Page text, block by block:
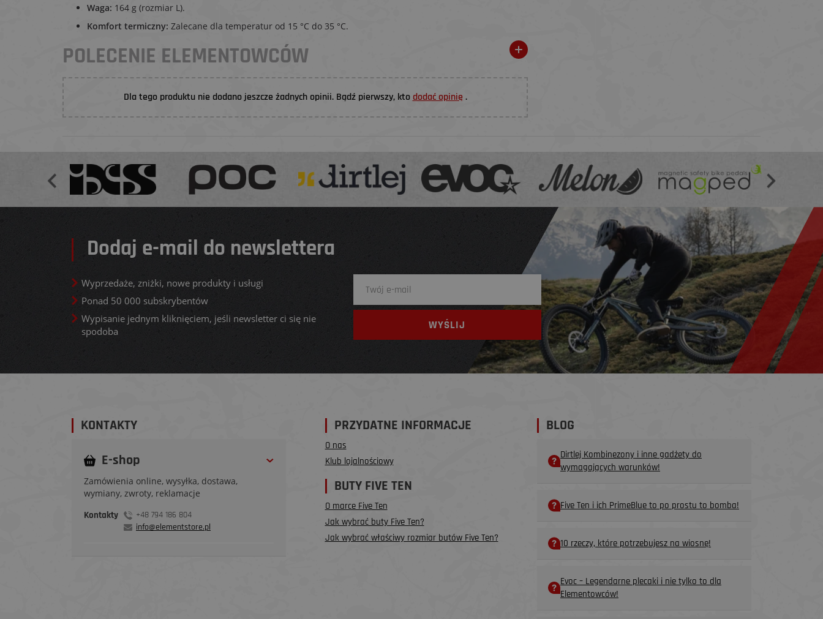
Waga: 164 g (rozmiar L).
Komfort termiczny: Zalecane dla temperatur od 15 °C do 35 °C.
POLECENIE ELEMENTOWCÓW
Dla tego produktu nie dodano jeszcze żadnych opinii. Bądź pierwszy, kto dodać opinię .
Dodaj e-mail do newslettera
Wyprzedaże, zniżki, nowe produkty i usługi
Ponad 50 000 subskrybentów
Wypisanie jednym kliknięciem, jeśli newsletter ci się nie
spodoba
KONTAKTY
E-shop
Zamówienia online, wysyłka, dostawa,
wymiany, zwroty, reklamacje
Kontakty
+48 794 186 804
info@elementstore.pl
PRZYDATNE INFORMACJE
O nas
Klub lojalnościowy
BUTY FIVE TEN
O marce Five Ten
Jak wybrać buty Five Ten?
Jak wybrać właściwy rozmiar butów Five Ten?
BLOG
Dirtlej Kombinezony i inne gadżety do
wymagających warunków!
Five Ten i ich PrimeBlue to po prostu to bomba!
10 rzeczy, które potrzebujesz na wiosnę!
Evoc – Legendarne plecaki i nie tylko to dla
Elementowców!